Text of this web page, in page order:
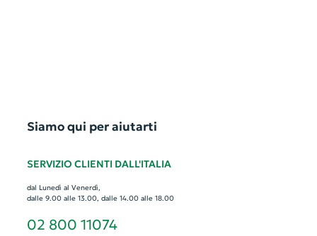
Siamo qui per aiutarti
SERVIZIO CLIENTI DALL'ITALIA
dal Lunedì al Venerdì,
dalle 9.00 alle 13.00, dalle 14.00 alle 18.00
02 800 11074